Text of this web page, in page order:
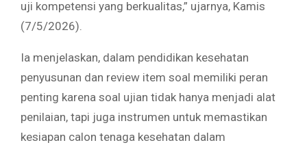
uji kompetensi yang berkualitas,” ujarnya, Kamis
(7/5/2026).
Ia menjelaskan, dalam pendidikan kesehatan
penyusunan dan review item soal memiliki peran
penting karena soal ujian tidak hanya menjadi alat
penilaian, tapi juga instrumen untuk memastikan
kesiapan calon tenaga kesehatan dalam